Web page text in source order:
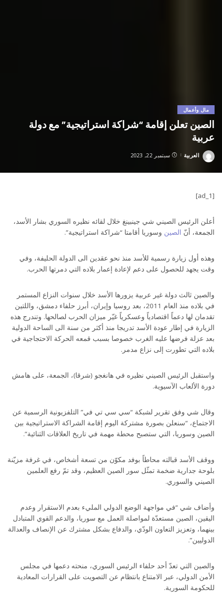
مال وأعمال
الصين تعلن إقامة “شراكة استراتيجية” مع دولة
عربية
Posted
العربية سبتمبر 22, 2023
[ad_1]
أعلن الرئيس الصيني شي جينبينغ خلال لقائه نظيره السوري بشار الأسد،
الجمعة، أنّ الصين وسوريا أقامتا “شراكة استراتيجية”.
وهذه أول زيارة رسمية للأسد منذ نحو عقدين الى الدولة الحليفة، وفي
وقت يجهد للحصول على دعم لإعادة إعمار بلاده التي دمرتها الحرب.
والصين ثالث دولة غير عربية يزورها الأسد خلال سنوات النزاع المستمر
في بلاده منذ العام 2011، بعد روسيا وإيران، أبرز حلفاء دمشق، واللتين
تقدمان لها دعماً اقتصادياً وعسكرياً غيّر ميزان الحرب لصالحها. وتندرج هذه
الزيارة في إطار عودة الأسد تدريجا منذ أكثر من سنة الى الساحة الدولية
بعد عزلة فرضها عليه الغرب خصوصا بسبب قمعه الحركة الاحتجاجية في
بلاده التي تطورت إلى نزاع مدمر.
واستقبل الرئيس الصيني نظيره في هانغجو (شرقا)، الجمعة، على هامش
دورة الألعاب الآسيوية.
وقال شي وفق تقرير لشبكة “سي سي تي في” التلفزيونية الرسمية عن
الاجتماع، “سنعلن بصورة مشتركة اليوم إقامة الشراكة الاستراتيجية بين
الصين وسوريا، التي ستصبح محطة مهمة في تاريخ العلاقات الثنائية”.
ووقف الأسد قبالته محاطاً بوفد مكوّن من تسعة أشخاص، في غرفة مزيّنة
بلوحة جدارية ضخمة تمثّل سور الصين العظيم، وقد تمّ رفع العلمين
الصيني والسوري.
وأضاف شي “في مواجهة الوضع الدولي المليء بعدم الاستقرار وعدم
اليقين، الصين مستعدّة لمواصلة العمل مع سوريا، والدعم القوي المتبادل
بينهما، وتعزيز التعاون الودّي، والدفاع بشكل مشترك عن الإنصاف والعدالة
الدوليين”.
والصين التي تعدّ أحد حلفاء الرئيس السوري، منحته دعمها في مجلس
الأمن الدولي، عبر الامتناع بانتظام عن التصويت على القرارات المعادية
للحكومة السورية.